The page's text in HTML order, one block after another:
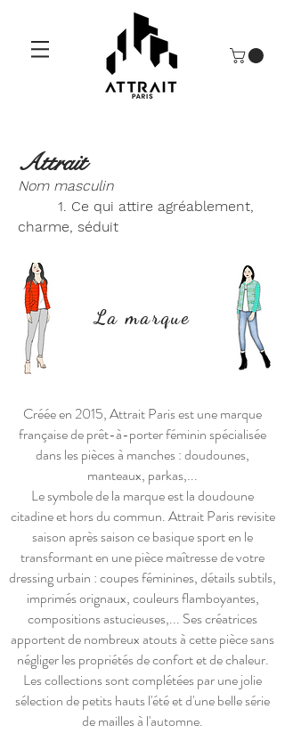
Attrait
Nom masculin
1. Ce qui attire agréablement,
charme, séduit
La marque
Créée en 2015, Attrait Paris est une marque
française de prêt-à-porter féminin spécialisée
dans les pièces à manches : doudounes,
manteaux, parkas,...
Le symbole de la marque est la doudoune
citadine et hors du commun. Attrait Paris revisite
saison après saison ce basique sport en le
transformant en une pièce maîtresse de votre
dressing urbain : coupes féminines, détails subtils,
imprimés orignaux, couleurs flamboyantes,
compositions astucieuses,... Ses créatrices
apportent de nombreux atouts à cette pièce sans
négliger les propriétés de confort et de chaleur.
Les collections sont complétées par une jolie
sélection de petits hauts l'été et d'une belle série
de mailles à l'automne.